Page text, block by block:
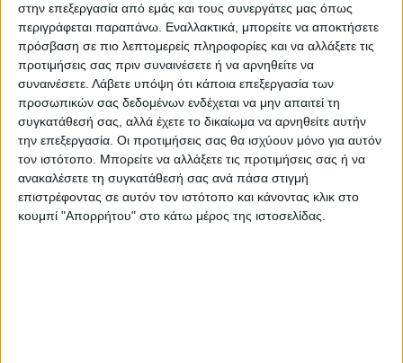
στην επεξεργασία από εμάς και τους συνεργάτες μας όπως
περιγράφεται παραπάνω. Εναλλακτικά, μπορείτε να αποκτήσετε
πρόσβαση σε πιο λεπτομερείς πληροφορίες και να αλλάξετε τις
προτιμήσεις σας πριν συναινέσετε ή να αρνηθείτε να
συναινέσετε. Λάβετε υπόψη ότι κάποια επεξεργασία των
προσωπικών σας δεδομένων ενδέχεται να μην απαιτεί τη
συγκατάθεσή σας, αλλά έχετε το δικαίωμα να αρνηθείτε αυτήν
την επεξεργασία. Οι προτιμήσεις σας θα ισχύουν μόνο για αυτόν
τον ιστότοπο. Μπορείτε να αλλάξετε τις προτιμήσεις σας ή να
ανακαλέσετε τη συγκατάθεσή σας ανά πάσα στιγμή
επιστρέφοντας σε αυτόν τον ιστότοπο και κάνοντας κλικ στο
κουμπί "Απορρήτου" στο κάτω μέρος της ιστοσελίδας.
Τελευταίες Ειδήσεις Σήμερα
Ακολούθησε την εφημερίδα ΝΕΟΣ
ΑΓΩΝ στο Google News!
Όλες οι εξελίξεις στην περιοχή της
Καρδίτσας και ευρύτερα της Θεσσαλίας